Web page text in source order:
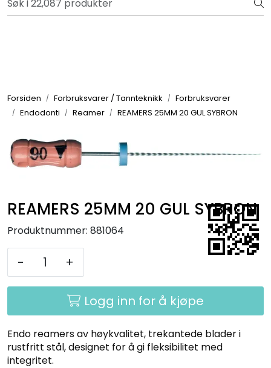
Skip to main content
Bli totalkunde og få en rekke fordeler. Les mer!
Forsiden Forbruksvarer / Tannteknikk
Forbruksvarer
Endodonti
Reamer REAMERS 25MM 20 GUL SYBRON
REAMERS 25MM 20 GUL SYBRON
Produktnummer: 881064
- +
Logg inn for å kjøpe
Endo reamers av høykvalitet, trekantede blader i
rustfritt stål, designet for å gi fleksibilitet med
integritet.
Småutstyr
Utstyr
Service
Aktuelt
Hygiene